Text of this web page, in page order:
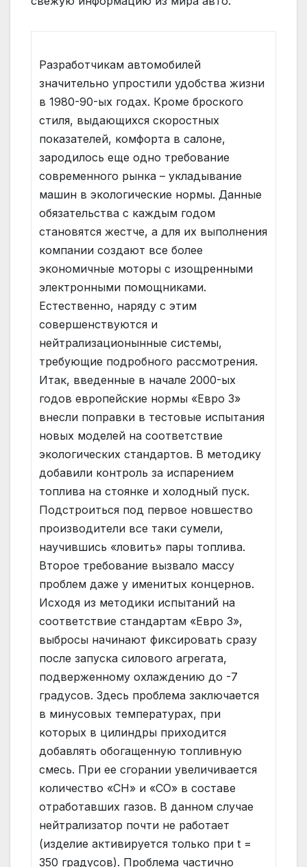
Разработчикам автомобилей
значительно упростили удобства жизни
в 1980-90-ых годах. Кроме броского
стиля, выдающихся скоростных
показателей, комфорта в салоне,
зародилось еще одно требование
современного рынка – укладывание
машин в экологические нормы. Данные
обязательства с каждым годом
становятся жестче, а для их выполнения
компании создают все более
экономичные моторы с изощренными
электронными помощниками.
Естественно, наряду с этим
совершенствуются и
нейтрализационынные системы,
требующие подробного рассмотрения.
Итак, введенные в начале 2000-ых
годов европейские нормы «Евро 3»
внесли поправки в тестовые испытания
новых моделей на соответствие
экологических стандартов. В методику
добавили контроль за испарением
топлива на стоянке и холодный пуск.
Подстроиться под первое новшество
производители все таки сумели,
научившись «ловить» пары топлива.
Второе требование вызвало массу
проблем даже у именитых концернов.
Исходя из методики испытаний на
соответствие стандартам «Евро 3»,
выбросы начинают фиксировать сразу
после запуска силового агрегата,
подверженному охлаждению до -7
градусов. Здесь проблема заключается
в минусовых температурах, при
которых в цилиндры приходится
добавлять обогащенную топливную
смесь. При ее сгорании увеличивается
количество «СН» и «СО» в составе
отработавших газов. В данном случае
нейтрализатор почти не работает
(изделие активируется только при t =
350 градусов). Проблема частично